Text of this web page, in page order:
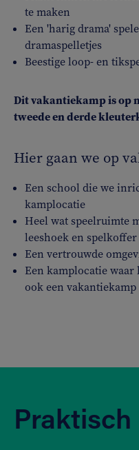
te maken
Een 'harig drama'
dramaspelletjes
Beestige loop- en
Dit vakantiekamp is op
tweede en derde
Hier gaan we op
Een school die we
kamplocatie
Heel wat speelruimte
leeshoek en spelkoffer
Een vertrouwde
Een kamplocatie waar
ook een
Praktisch